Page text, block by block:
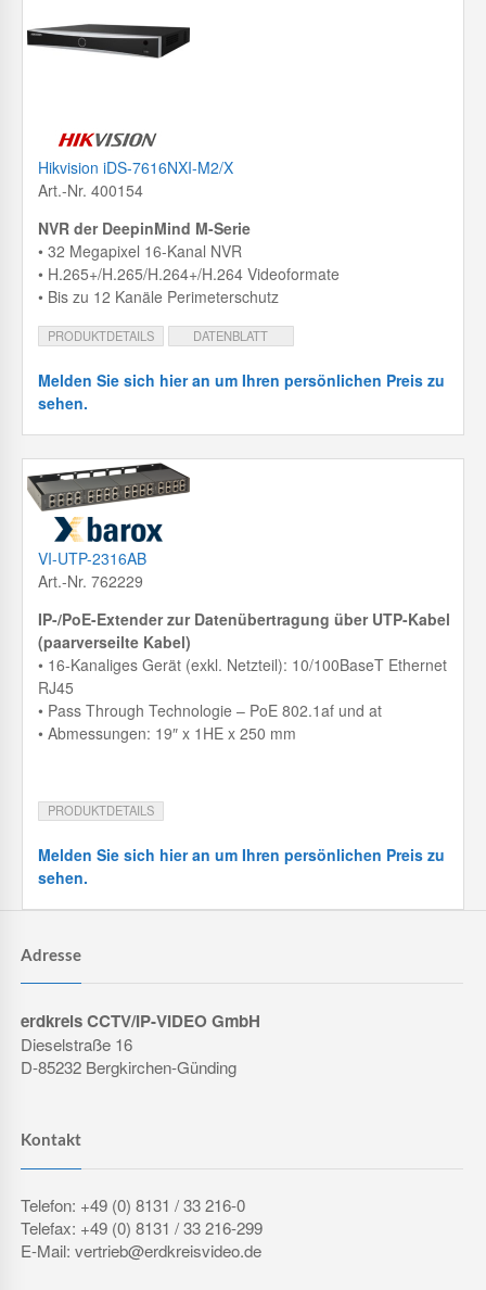
Hikvision iDS-7616NXI-M2/X
Art.-Nr. 400154
NVR der DeepinMind M-Serie
• 32 Megapixel 16-Kanal NVR
• H.265+/H.265/H.264+/H.264 Videoformate
• Bis zu 12 Kanäle Perimeterschutz
PRODUKTDETAILS DATENBLATT
Melden Sie sich hier an um Ihren persönlichen Preis zu
sehen.
VI-UTP-2316AB
Art.-Nr. 762229
IP-/PoE-Extender zur Datenübertragung über UTP-Kabel
(paarverseilte Kabel)
• 16-Kanaliges Gerät (exkl. Netzteil): 10/100BaseT Ethernet
RJ45
• Pass Through Technologie – PoE 802.1af und at
• Abmessungen: 19″ x 1HE x 250 mm
PRODUKTDETAILS
Melden Sie sich hier an um Ihren persönlichen Preis zu
sehen.
Adresse
erdkreis CCTV/IP-VIDEO GmbH
Dieselstraße 16
D-85232 Bergkirchen-Günding
Kontakt
Telefon: +49 (0) 8131 / 33 216-0
Telefax: +49 (0) 8131 / 33 216-299
E-Mail: vertrieb@erdkreisvideo.de